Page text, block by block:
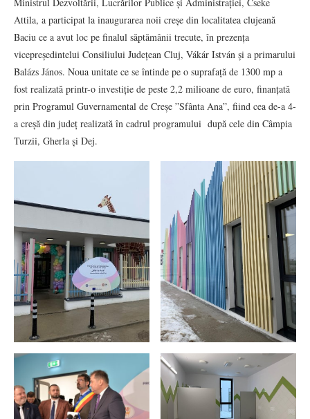
Attila, a participat la inaugurarea noii creșe din localitatea clujeană
Baciu ce a avut loc pe finalul săptămânii trecute, în prezența
vicepreședintelui Consiliului Județean Cluj, Vákár István și a primarului
Balázs János. Noua unitate ce se întinde pe o suprafață de 1300 mp a
fost realizată printr-o investiție de peste 2,2 milioane de euro, finanțată
prin Programul Guvernamental de Creșe ”Sfânta Ana”, fiind cea de-a 4-
a creșă din județ realizată în cadrul programului după cele din Câmpia
Turzii, Gherla și Dej.